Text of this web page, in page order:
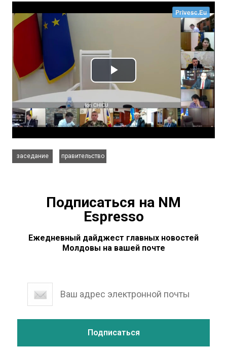
заседание
правительство
Подписаться на NM
Espresso
Ежедневный дайджест главных новостей
Молдовы на вашей почте